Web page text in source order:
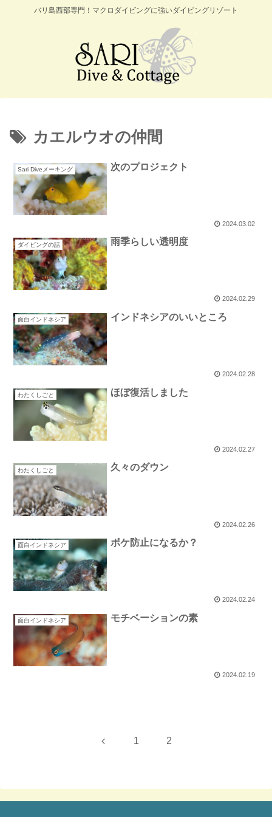
バリ島西部専門！マクロダイビングに強いダイビングリゾート
カエルウオの仲間
Sari Diveメーキング 次のプロジェクト
2024.03.02
ダイビングの話 雨季らしい透明度
2024.02.29
面白インドネシア インドネシアのいいところ
2024.02.28
わたくしごと ほぼ復活しました
2024.02.27
わたくしごと 久々のダウン
2024.02.26
面白インドネシア ボケ防止になるか？
2024.02.24
面白インドネシア モチベーションの素
2024.02.19
前 1 2